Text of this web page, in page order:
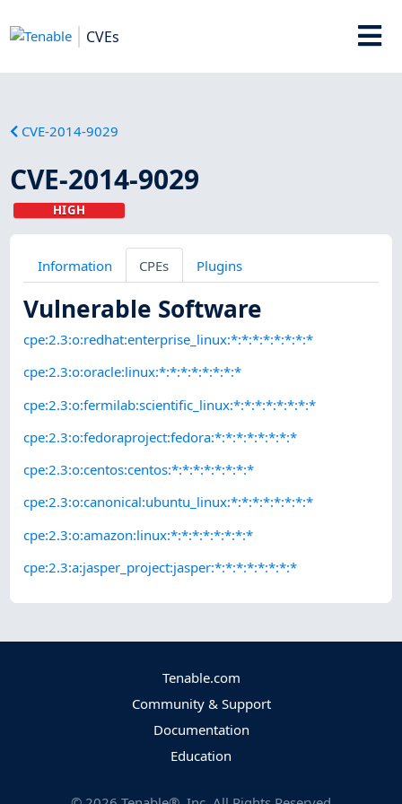
CVEs
CVE-2014-9029
CVE-2014-9029
HIGH
Information CPEs Plugins
Vulnerable Software
cpe:2.3:o:redhat:enterprise_linux:*:*:*:*:*:*:*:*
cpe:2.3:o:oracle:linux:*:*:*:*:*:*:*:*
cpe:2.3:o:fermilab:scientific_linux:*:*:*:*:*:*:*:*
cpe:2.3:o:fedoraproject:fedora:*:*:*:*:*:*:*:*
cpe:2.3:o:centos:centos:*:*:*:*:*:*:*:*
cpe:2.3:o:canonical:ubuntu_linux:*:*:*:*:*:*:*:*
cpe:2.3:o:amazon:linux:*:*:*:*:*:*:*:*
cpe:2.3:a:jasper_project:jasper:*:*:*:*:*:*:*:*
Tenable.com
Community & Support
Documentation
Education